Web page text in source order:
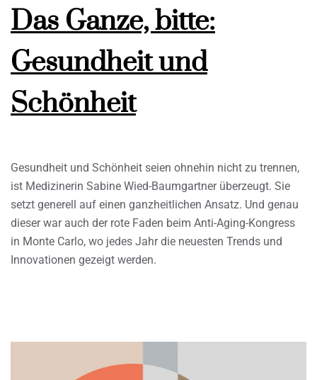
Das Ganze, bitte:
Gesundheit und
Schönheit
Gesundheit und Schönheit seien ohnehin nicht zu trennen,
ist Medizinerin Sabine Wied-Baumgartner überzeugt. Sie
setzt generell auf einen ganzheitlichen Ansatz. Und genau
dieser war auch der rote Faden beim Anti-Aging-Kongress
in Monte Carlo, wo jedes Jahr die neuesten Trends und
Innovationen gezeigt werden.